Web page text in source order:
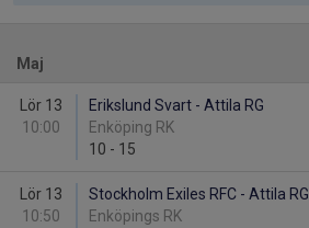
Maj
Lör 13
10:00
Erikslund Svart - Attila RG
Enköping RK
10 - 15
Lör 13
10:50
Stockholm Exiles RFC - Attila RG
Enköpings RK